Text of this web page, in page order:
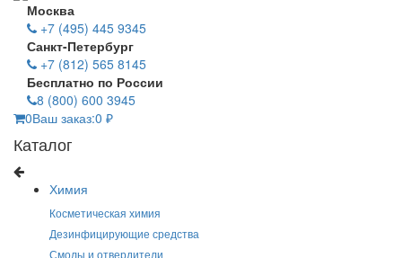
Москва
+7 (495) 445 9345
Санкт-Петербург
+7 (812) 565 8145
Бесплатно по России
8 (800) 600 3945
0Ваш заказ:0 ₽
Каталог
Химия
Косметическая химия
Дезинфицирующие средства
Смолы и отвердители